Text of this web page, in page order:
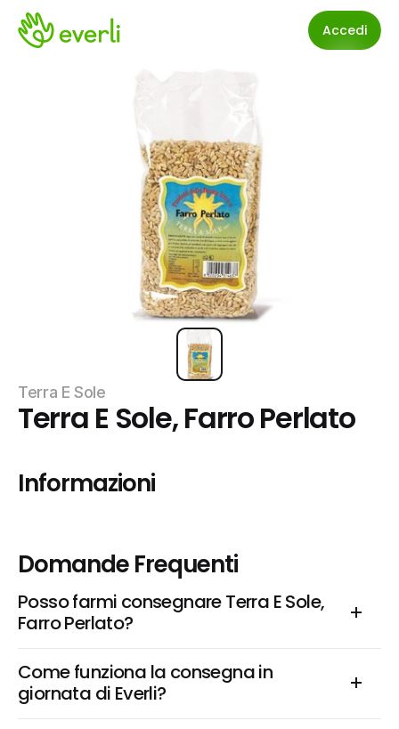
Accedi
Terra E Sole
Terra E Sole, Farro Perlato
Informazioni
Domande Frequenti
Posso farmi consegnare Terra E Sole,
Farro Perlato?
Come funziona la consegna in
giornata di Everli?